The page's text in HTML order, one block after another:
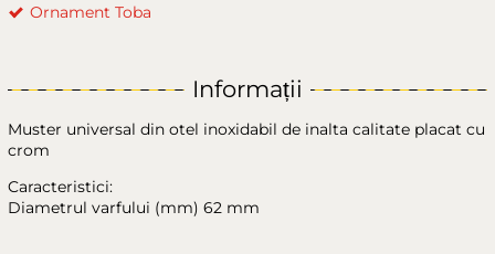
Ornament Toba
Informații
Muster universal din otel inoxidabil de inalta calitate placat cu
crom
Caracteristici:
Diametrul varfului (mm) 62 mm